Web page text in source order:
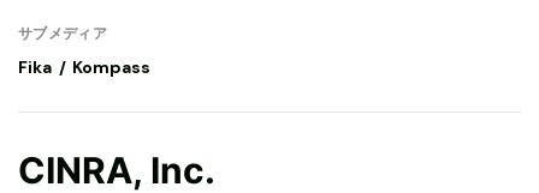
サブメディア
Fika Kompass
CINRA, Inc.